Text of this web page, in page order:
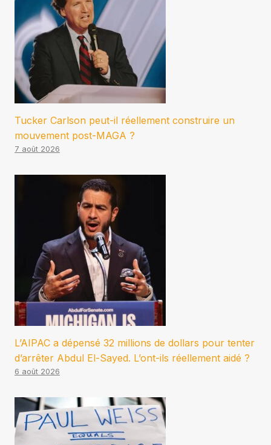
Tucker Carlson peut-il réellement construire un
mouvement post-MAGA ?
7 août 2026
L’AIPAC a dépensé 32 millions de dollars pour tenter
d’arrêter Abdul El-Sayed. L’ont-ils réellement aidé ?
6 août 2026